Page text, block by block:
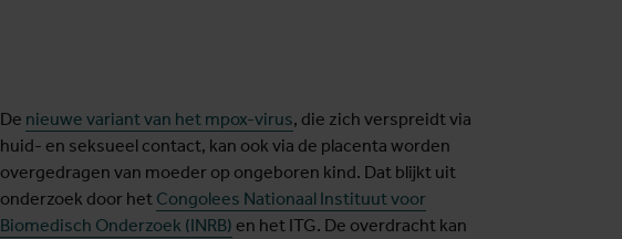
De nieuwe variant van het mpox-virus, die zich verspreidt via
huid- en seksueel contact, kan ook via de placenta worden
overgedragen van moeder op ongeboren kind. Dat blijkt uit
onderzoek door het Congolees Nationaal Instituut voor
Biomedisch Onderzoek (INRB) en het ITG. De overdracht kan